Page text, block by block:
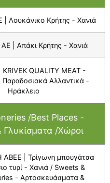
Λουκάνικο Κρήτης - Χανιά
| Απάκι Κρήτης - Χανιά
KRIVEK QUALITY MEAT -
Παραδοσιακά Αλλαντικά -
Ηράκλειο
/Best Places -
/Χώροι
ΑΒΕΕ | Τρίγωνη μπουγάτσα
τυρί - Χανιά / Sweets &
- Αρτοσκευάσματα &